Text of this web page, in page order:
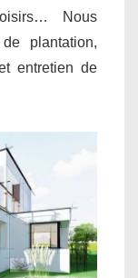
Nous
plantation,
entretien de